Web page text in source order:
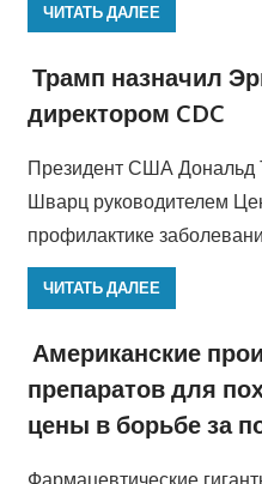
ЧИТАТЬ ДАЛЕЕ
Трамп назначил
директором CDC
Президент США Дональд
Шварц руководителем
профилактике
ЧИТАТЬ ДАЛЕЕ
Американские
препаратов для
цены в борьбе за